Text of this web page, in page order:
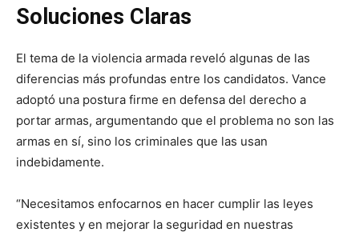
Soluciones Claras
El tema de la violencia armada reveló algunas de las
diferencias más profundas entre los candidatos. Vance
adoptó una postura firme en defensa del derecho a
portar armas, argumentando que el problema no son las
armas en sí, sino los criminales que las usan
indebidamente.
“Necesitamos enfocarnos en hacer cumplir las leyes
existentes y en mejorar la seguridad en nuestras